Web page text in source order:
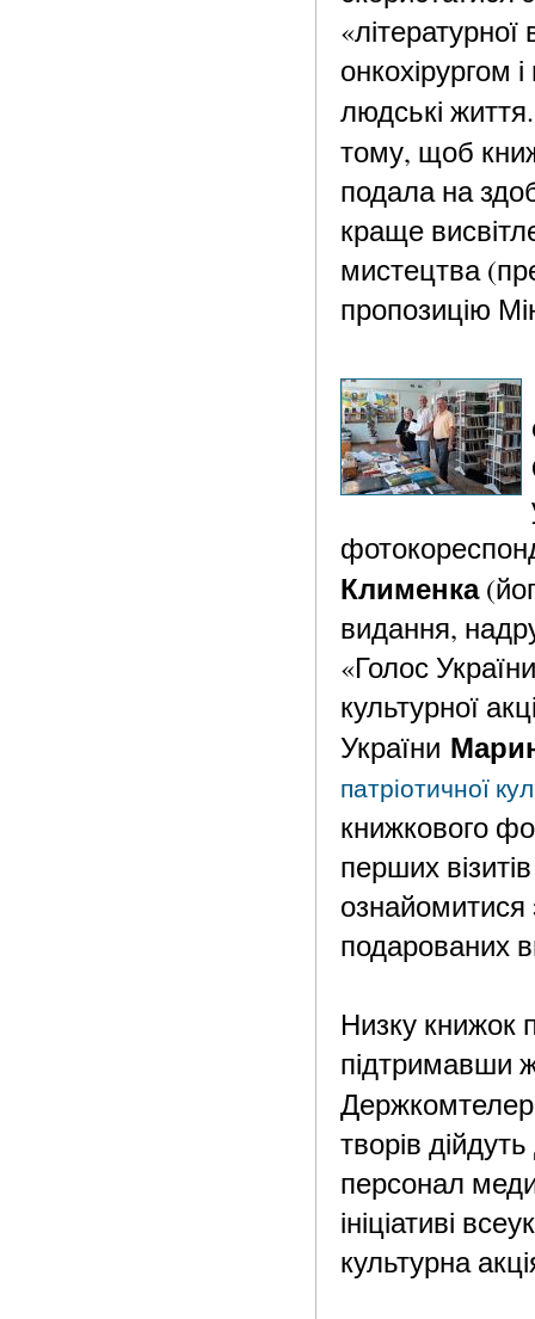
онкохірургом
людські
тому, щоб
подала на
краще
мистецтва
пропозицію
Клименка
видання,
«Голос
культурної
України
патріотичної
книжкового
перших
ознайомитися
подарованих
Низку книжок
підтримавши
творів
персонал
ініціативі
культурна